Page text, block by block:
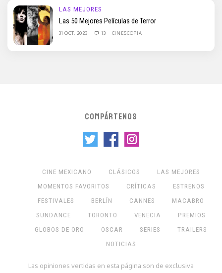
LAS MEJORES
Las 50 Mejores Películas de Terror
31 OCT, 2023 13 CINESCOPIA
COMPÁRTENOS
CINE MEXICANO CLÁSICOS
LAS MEJORES
MOMENTOS FAVORITOS
CRÍTICAS
ESTRENOS
FESTIVALES
BERLÍN CANNES
MACABRO
SUNDANCE
TORONTO VENECIA
PREMIOS
GLOBOS DE ORO
OSCAR SERIES
TRAILERS
NOTICIAS
Las opiniones vertidas en esta página son de exclusiva